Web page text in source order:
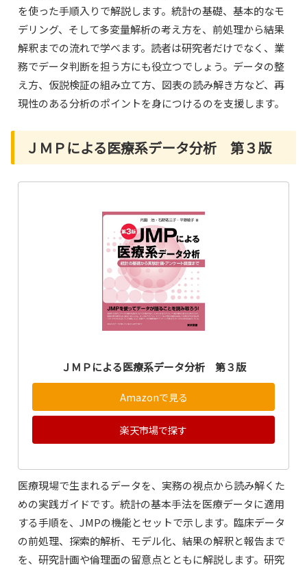
を使った手順入りで解説します。統計の基礎、基本的なモ
デリング、そして多変量解析の考え方を、前処理から結果
解釈までの流れで学べます。読者は研究者だけでなく、業
務でデータ判断を担う方にも役立つでしょう。データの整
え方、仮説検証の組み立て方、図表の読み解き方など、再
現性のある分析のポイントを身につけるのを支援します。
ＪＭＰによる医療系データ分析 第３版
ＪＭＰによる医療系データ分析 第３版
Amazonで見る
楽天市場で探す
医療現場で生まれるデータを、実務の視点から読み解くた
めの実践ガイドです。統計の基本手法を医療データに適用
する手順を、JMPの機能とセットで示します。臨床データ
の前処理、探索的解析、モデル化、結果の解釈と報告まで
を、研究計画や倫理面の留意点とともに解説します。研究